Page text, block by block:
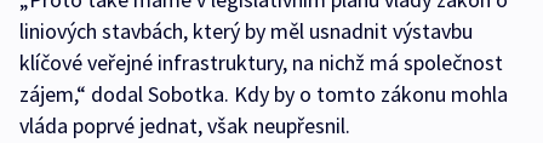
liniových stavbách, který by měl usnadnit výstavbu
klíčové veřejné infrastruktury, na nichž má společnost
zájem,“ dodal Sobotka. Kdy by o tomto zákonu mohla
vláda poprvé jednat, však neupřesnil.